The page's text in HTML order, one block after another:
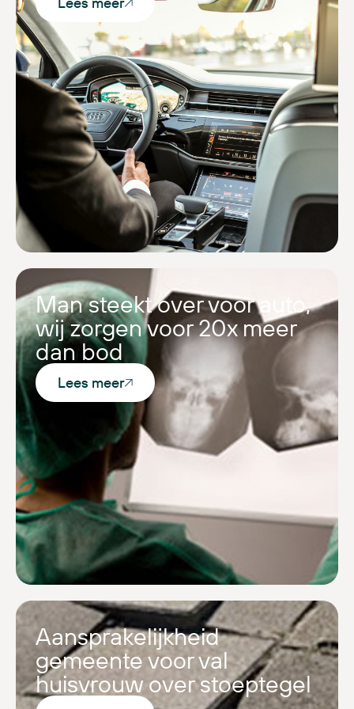
Man steekt over voor auto,
wij zorgen voor 20x meer
dan bod
Lees meer
Aansprakelijkheid
gemeente voor val
huisvrouw over stoeptegel